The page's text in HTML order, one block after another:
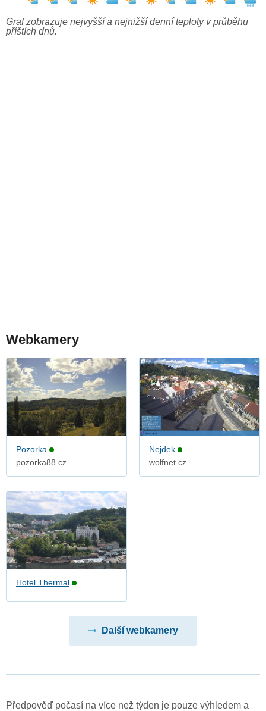
Graf zobrazuje nejvyšší a nejnižší denní teploty v průběhu
příštích dnů.
Webkamery
Pozorka
pozorka88.cz
Nejdek
wolfnet.cz
Hotel Thermal
Další webkamery
Předpověď počasí na více než týden je pouze výhledem a